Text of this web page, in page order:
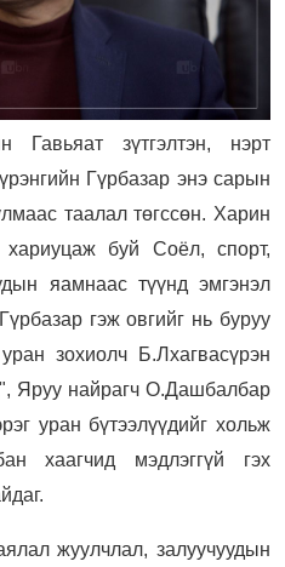
Гавьяат зүтгэлтэн, нэрт
Гүрбазар энэ сарын
таалал төгссөн. Харин
хариуцаж буй Соёл, спорт,
яамнаас түүнд эмгэнэл
гэж овгийг нь буруу
зохиолч Б.Лхагвасүрэн
Яруу найрагч О.Дашбалбар
уран бүтээлүүдийг хольж
хаагчид мэдлэггүй гэх
жуулчлал, залуучуудын